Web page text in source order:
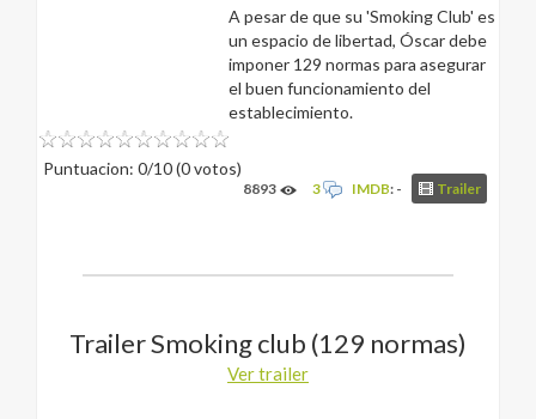
A pesar de que su 'Smoking Club' es
un espacio de libertad, Óscar debe
imponer 129 normas para asegurar
el buen funcionamiento del
establecimiento.
Puntuacion: 0/10 (0 votos)
8893 3 IMDB: - Trailer
Trailer Smoking club (129 normas)
Ver trailer